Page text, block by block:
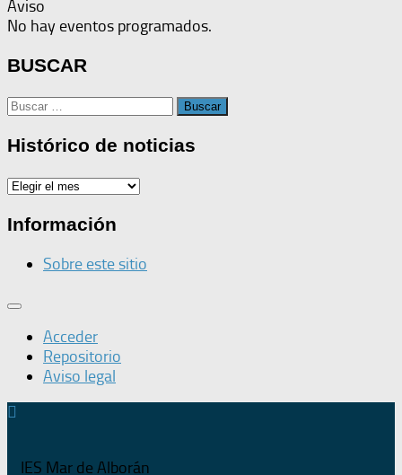
Aviso
No hay eventos programados.
BUSCAR
Buscar:
Histórico de noticias
Histórico
noticias
Información
Sobre este sitio
Acceder
Repositorio
Aviso legal
IES Mar de Alborán